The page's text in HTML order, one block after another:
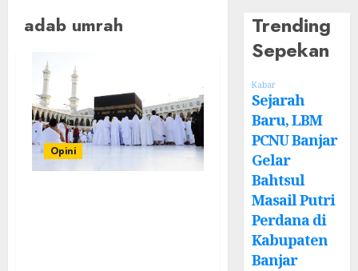
adab umrah
Opini
Trending
Sepekan
Kabar
Sejarah
Baru, LBM
PCNU Banjar
Gelar
Bahtsul
Masail Putri
Perdana di
Kabupaten
Banjar